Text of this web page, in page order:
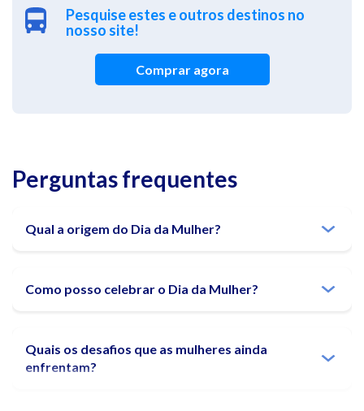
Pesquise estes e outros destinos no
nosso site!
Comprar agora
Perguntas frequentes
Qual a origem do Dia da Mulher?
Como posso celebrar o Dia da Mulher?
Quais os desafios que as mulheres ainda
enfrentam?